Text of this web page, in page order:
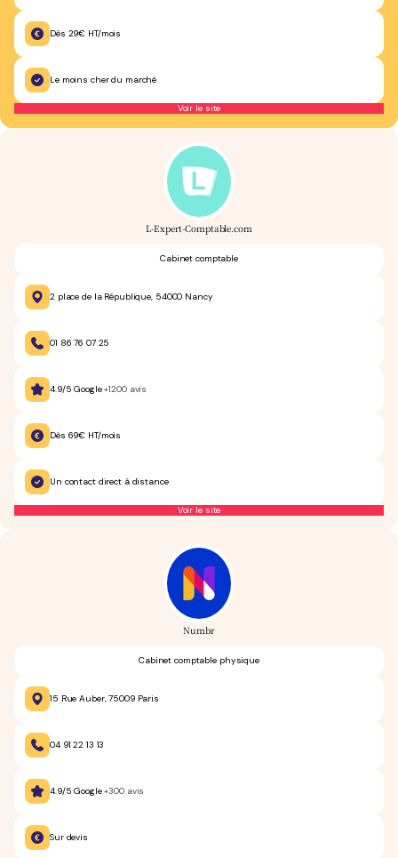
Dès 29€ HT/mois
Le moins cher du marché
Voir le site
L-Expert-Comptable.com
Cabinet comptable
2 place de la République, 54000 Nancy
01 86 76 07 25
4.9/5 Google+1200 avis
Dès 69€ HT/mois
Un contact direct à distance
Voir le site
Numbr
Cabinet comptable physique
15 Rue Auber, 75009 Paris
04 91 22 13 13
4.9/5 Google+300 avis
Sur devis